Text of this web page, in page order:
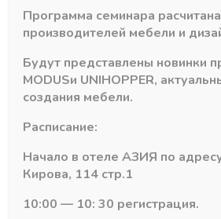
Важно!
наполнения используется стекло
необработанным торцом.
Программа семинара
производителей мебели и
Будут представлены новинки
MODUSи UNIHOPPER,
создания мебели.
Расписание:
Начало в отеле АЗИЯ по
Кирова, 114 стр.1
10:00 — 10: 30 регистрация.